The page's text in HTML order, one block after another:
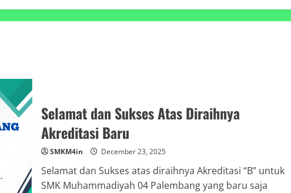
Selamat dan Sukses Atas Diraihnya
Akreditasi Baru
SMKM4in December 23, 2025
Selamat dan Sukses atas diraihnya Akreditasi “B” untuk
SMK Muhammadiyah 04 Palembang yang baru saja